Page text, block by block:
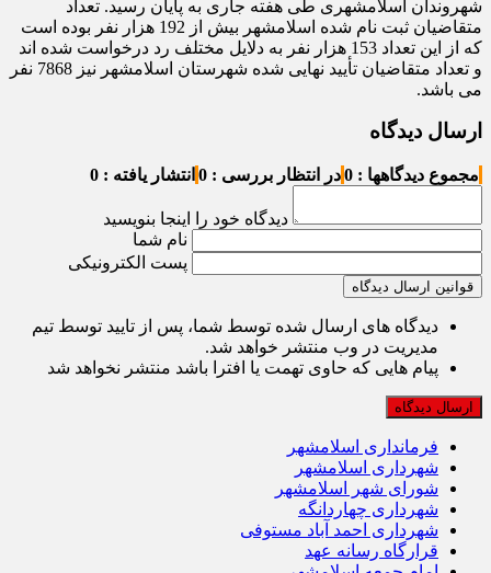
شهروندان اسلامشهری طی هفته جاری به پایان رسید. تعداد
متقاضیان ثبت نام شده اسلامشهر بیش از 192 هزار نفر بوده است
که از این تعداد 153 هزار نفر به دلایل مختلف رد درخواست شده اند
و تعداد متقاضیان تأیید نهایی شده شهرستان اسلامشهر نیز 7868 نفر
می باشد.
ارسال دیدگاه
مجموع دیدگاهها : 0 در انتظار بررسی : 0 انتشار یافته : 0
دیدگاه خود را اینجا بنویسید
نام شما
پست الکترونیکی
قوانین ارسال دیدگاه
دیدگاه های ارسال شده توسط شما، پس از تایید توسط تیم
مدیریت در وب منتشر خواهد شد.
پیام هایی که حاوی تهمت یا افترا باشد منتشر نخواهد شد
فرمانداری اسلامشهر
شهرداری اسلامشهر
شورای شهر اسلامشهر
شهرداری چهاردانگه
شهرداری احمد آباد مستوفی
قرارگاه رسانه عهد